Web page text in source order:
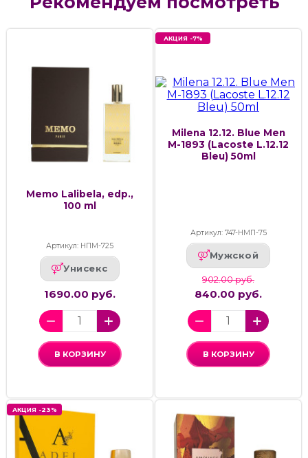
Memo Lalibela, edp.,
100 ml
Артикул: НПМ-725
Унисекс
1690.00 руб.
В КОРЗИНУ
АКЦИЯ -7%
Milena 12.12. Blue Men
M-1893 (Lacoste L.12.12
Bleu) 50ml
Артикул: 747-НМП-75
Мужской
902.00 руб.
840.00 руб.
В КОРЗИНУ
АКЦИЯ -23%